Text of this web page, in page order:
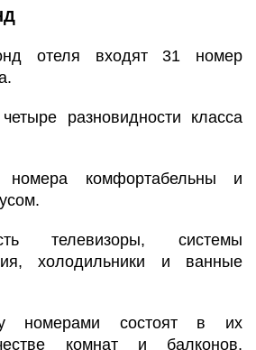
отеля входят 31 номер
разновидности класса
комфортабельны и
телевизоры, системы
холодильники и ванные
номерами состоят в их
комнат и балконов,